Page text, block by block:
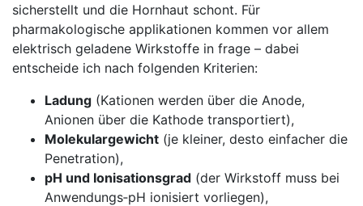
sicherstellt und ⁢die Hornhaut‌ schont. Für ​
pharmakologische applikationen kommen vor allem⁣
elektrisch ⁤geladene Wirkstoffe in frage – dabei⁤
entscheide ich nach ​folgenden Kriterien:
Ladung (Kationen werden über die Anode,
Anionen über die ⁣Kathode transportiert),
Molekulargewicht (je kleiner, desto einfacher die
Penetration),
pH und Ionisationsgrad (der Wirkstoff muss bei
Anwendungs‑pH ionisiert ⁤vorliegen),